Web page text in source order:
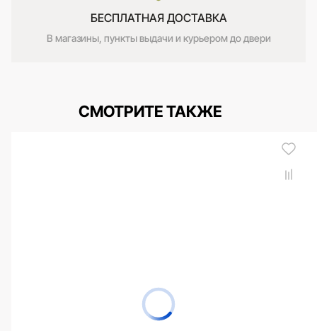
БЕСПЛАТНАЯ ДОСТАВКА
В магазины, пункты выдачи и курьером до двери
СМОТРИТЕ ТАКЖЕ